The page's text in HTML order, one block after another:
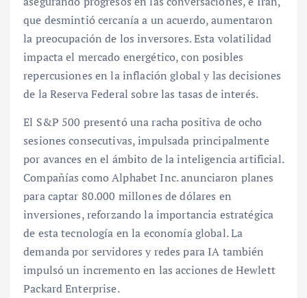
que desmintió cercanía a un acuerdo, aumentaron
la preocupación de los inversores. Esta volatilidad
impacta el mercado energético, con posibles
repercusiones en la inflación global y las decisiones
de la Reserva Federal sobre las tasas de interés.
El S&P 500 presentó una racha positiva de ocho
sesiones consecutivas, impulsada principalmente
por avances en el ámbito de la inteligencia artificial.
Compañías como Alphabet Inc. anunciaron planes
para captar 80.000 millones de dólares en
inversiones, reforzando la importancia estratégica
de esta tecnología en la economía global. La
demanda por servidores y redes para IA también
impulsó un incremento en las acciones de Hewlett
Packard Enterprise.